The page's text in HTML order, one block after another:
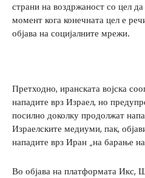
страни на воздржаност со цел
момент кога конечната цел е
објава на социјалните мрежи.
Претходно, иранската војска
нападите врз Израел, но
посилно доколку продолжат
Израелските медиуми, пак,
нападите врз Иран „на барање
Во објава на платформата Икс,